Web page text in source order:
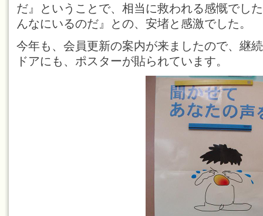
だ』ということで、相当に救われる感慨でし
んなにいるのだ』との、安堵と感激でした。
今年も、会員更新の案内が来ましたので、継
ドアにも、ポスターが貼られています。